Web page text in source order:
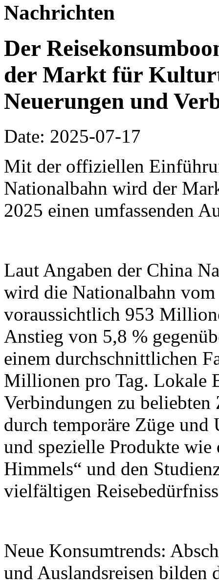
Nachrichten
Der
der Markt für
Neuerungen und
Date: 2025-07-17
Mit der offiziellen
Nationalbahn wird der
2025 einen umfassenden
Laut Angaben der China
wird die Nationalbahn
voraussichtlich 953
Anstieg von 5,8 %
einem durchschnittlichen
Millionen pro Tag. Lokale
Verbindungen zu
durch temporäre Züge
und spezielle Produkte wie
Himmels“ und den
vielfältigen
Neue Konsumtrends:
und Auslandsreisen bilden